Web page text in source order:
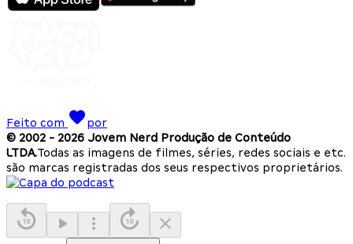
Feito com
por
© 2002 - 2026 Jovem Nerd Produção de Conteúdo
LTDA.Todas as imagens de filmes, séries, redes sociais e etc.
são marcas registradas dos seus respectivos proprietários.